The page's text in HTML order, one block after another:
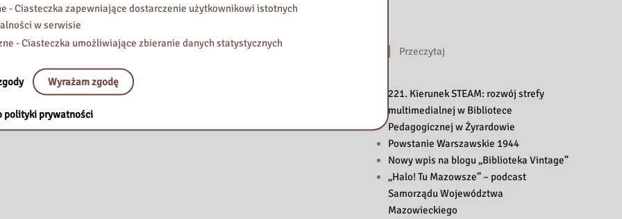
jest zakorzeniona w wieloetnicznych tradycjach polskiej kultury,
z jej doświadczeniem skutków nazizmu i komunizmu.
granice kultur, gatunków i języków. Jak podkreślają, światowe uznanie
na aktualności analizę świadomości porażonej przez totalitarne
o wadze twórczości Czesława Miłosza świadczą Nagroda Nobla w
Dlatego Senat przekonany o szczególnym znaczeniu jego dorobku
2024 Rokiem Czesława Miłosza.
Przeczytaj
221. Kierunek STEAM: rozwój strefy
multimedialnej w Bibliotece
Pedagogicznej w Żyrardowie
Powstanie Warszawskie 1944
Nowy wpis na blogu „Biblioteka Vintage”
„Halo! Tu Mazowsze” – podcast
Samorządu Województwa
Mazowieckiego
- Ciasteczka zapewniające dostarczenie użytkownikowi istotnych
w serwisie
- Ciasteczka umożliwiające zbieranie danych statystycznych
Wyrażam zgodę
polityki prywatności